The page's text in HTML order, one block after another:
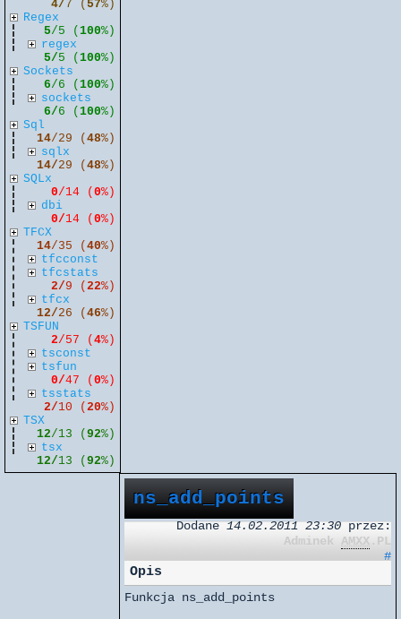
4/7 (57%)
Regex
5/5 (100%)
regex
5/5 (100%)
Sockets
6/6 (100%)
sockets
6/6 (100%)
Sql
14/29 (48%)
sqlx
14/29 (48%)
SQLx
0/14 (0%)
dbi
0/14 (0%)
TFCX
14/35 (40%)
tfcconst
tfcstats
2/9 (22%)
tfcx
12/26 (46%)
TSFUN
2/57 (4%)
tsconst
tsfun
0/47 (0%)
tsstats
2/10 (20%)
TSX
12/13 (92%)
tsx
12/13 (92%)
ns_add_points
Dodane14.02.2011 23:30przez:
Adminek AMXX.PL
#
Opis
Funkcja ns_add_points